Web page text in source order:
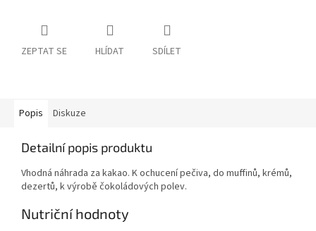
ZEPTAT SE HLÍDAT SDÍLET
Popis Diskuze
Detailní popis produktu
Vhodná náhrada za kakao. K ochucení pečiva, do muffinů, krémů,
dezertů, k výrobě čokoládových polev.
Nutriční hodnoty